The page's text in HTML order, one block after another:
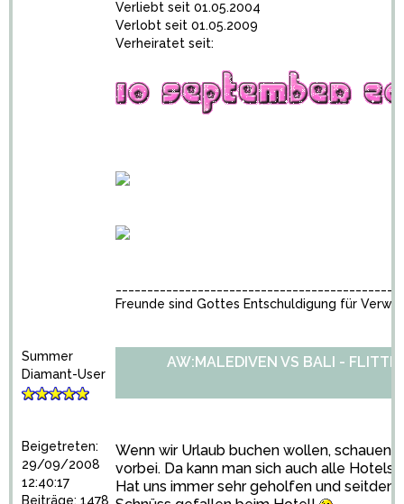
Verliebt seit 01.05.2004
Verlobt seit 01.05.2009
Verheiratet seit:
Freunde sind Gottes Entschuldigung für
Summer
Diamant-User
Beigetreten:
29/09/2008
12:40:17
Beiträge: 1478
AW:MALEDIVEN VS BALI -
Wenn wir Urlaub buchen wollen, schauen
vorbei. Da kann man sich auch alle Hotels
Hat uns immer sehr geholfen und